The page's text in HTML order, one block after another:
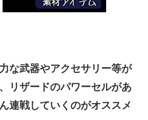
な武器やアクセサリー等が
リザードのパワーセルがあ
連戦していくのがオススメ